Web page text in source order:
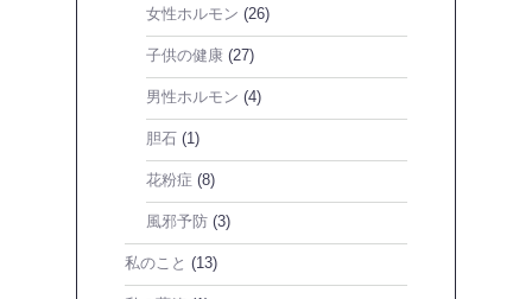
女性ホルモン (26)
子供の健康 (27)
男性ホルモン (4)
胆石 (1)
花粉症 (8)
風邪予防 (3)
私のこと (13)